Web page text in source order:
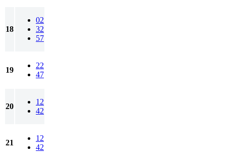
18
02
32
57
19
22
47
20
12
42
21
12
42